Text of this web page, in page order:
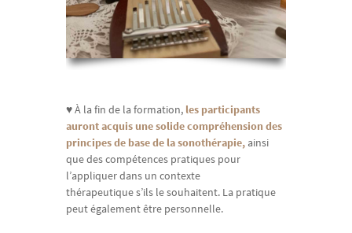
♥À la fin de la formation, les participants
auront acquis une solide compréhension des
principes de base de la sonothérapie, ainsi
que des compétences pratiques pour
l’appliquer dans un contexte
thérapeutique s’ils le souhaitent. La pratique
peut également être personnelle.